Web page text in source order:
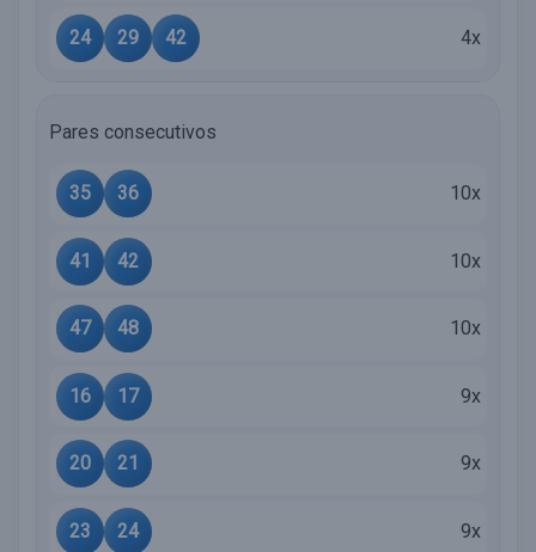
24 29 42 4x
Pares consecutivos
35 36 10x
41 42 10x
47 48 10x
16 17 9x
20 21 9x
23 24 9x